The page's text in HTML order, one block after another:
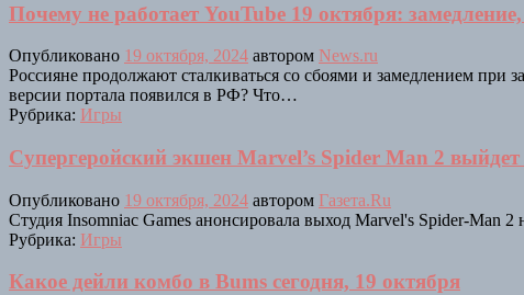
Почему не работает YouTube 19 октября:
Опубликовано 19 октября, 2024 автором News.ru
Россияне продолжают сталкиваться со сбоями и замедлением при
версии портала появился в РФ? Что…
Рубрика: Игры
Супергеройский экшен Marvel’s Spider Man 2
Опубликовано 19 октября, 2024 автором Газета.Ru
Студия Insomniac Games анонсировала выход Marvel's Spider-Man
Рубрика: Игры
Какое дейли комбо в Bums сегодня, 19 октября